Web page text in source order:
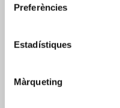
Preferències
Estadístiques
Màrqueting